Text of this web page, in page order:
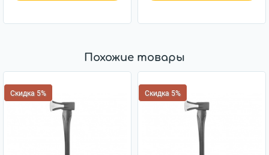
Похожие товары
Скидка 5% Скидка 5%